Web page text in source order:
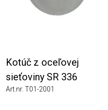
Kotúč z oceľovej
sieťoviny SR 336
Art.nr. T01-2001